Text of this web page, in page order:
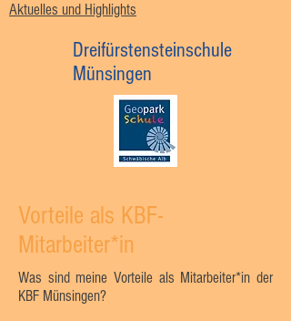
Aktuelles und Highlights
Dreifürstensteinschule
Münsingen
Vorteile als KBF-
Mitarbeiter*in
Was sind meine Vorteile als Mitarbeiter*in der
KBF Münsingen?